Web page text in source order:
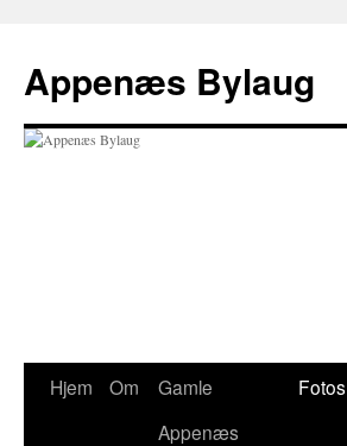
indhold
Appenæs Bylaug
Hjem Om
Gamle
Appenæs
Fotos